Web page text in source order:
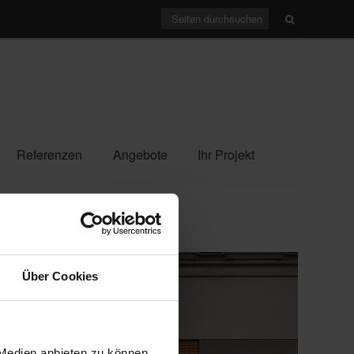
Über Cookies
Referenzen Angebote Ihr Projekt